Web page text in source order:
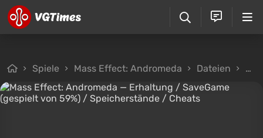
Spiele Mass Effect: Andromeda Dateien